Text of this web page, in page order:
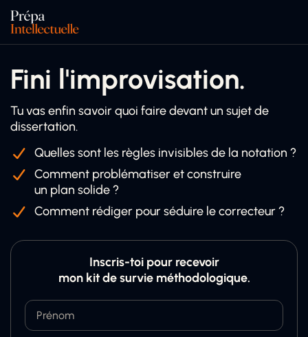
Fini l'improvisation.
Tu vas enfin savoir quoi faire devant un sujet de
dissertation.
Quelles sont les règles invisibles de la notation ?
Comment problématiser et construire
un plan solide ?
Comment rédiger pour séduire le correcteur ?
Inscris-toi pour recevoir
mon kit de survie méthodologique.